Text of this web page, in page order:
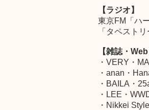
【ラジオ】
東京FM「ハ
「タペスト
【雑誌・Web
・VERY・
・anan・
・BAILA・
・LEE・
・Nikkei